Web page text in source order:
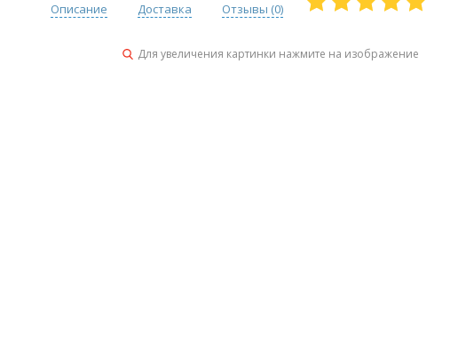
Описание Доставка Отзывы (0)
Для увеличения картинки нажмите на изображение